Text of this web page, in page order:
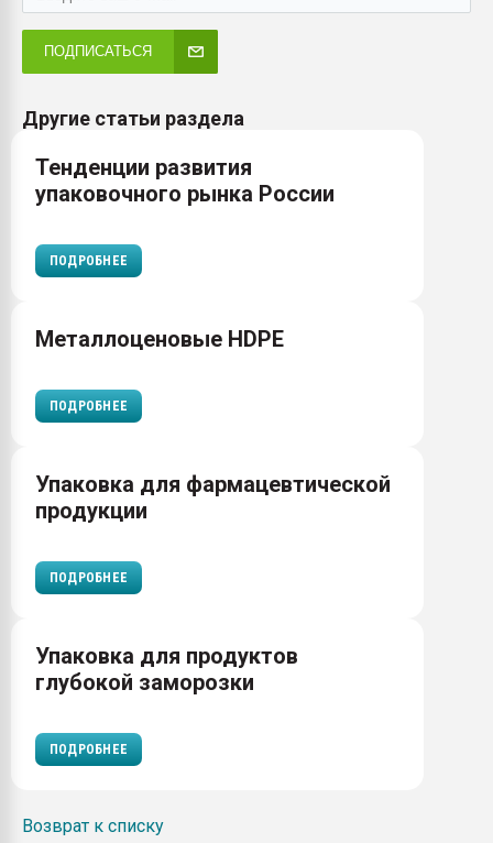
ПОДПИСАТЬСЯ
Другие статьи раздела
Тенденции развития
упаковочного рынка России
ПОДРОБНЕЕ
Металлоценовые HDPE
ПОДРОБНЕЕ
Упаковка для фармацевтической
продукции
ПОДРОБНЕЕ
Упаковка для продуктов
глубокой заморозки
ПОДРОБНЕЕ
Возврат к списку